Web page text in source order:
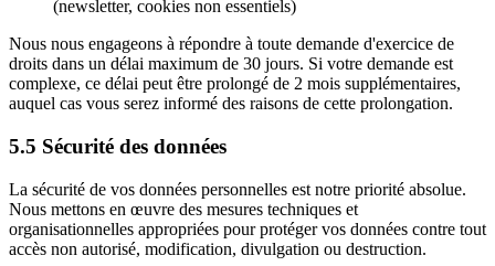
(newsletter, cookies non essentiels)
Nous nous engageons à répondre à toute demande d'exercice de
droits dans un délai maximum de 30 jours. Si votre demande est
complexe, ce délai peut être prolongé de 2 mois supplémentaires,
auquel cas vous serez informé des raisons de cette prolongation.
5.5 Sécurité des données
La sécurité de vos données personnelles est notre priorité absolue.
Nous mettons en œuvre des mesures techniques et
organisationnelles appropriées pour protéger vos données contre tout
accès non autorisé, modification, divulgation ou destruction.